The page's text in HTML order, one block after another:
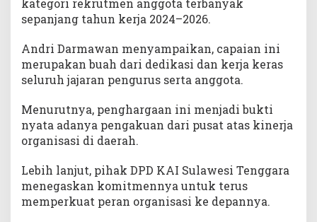
kategori rekrutmen anggota terbanyak
sepanjang tahun kerja 2024–2026.
Andri Darmawan menyampaikan, capaian ini
merupakan buah dari dedikasi dan kerja keras
seluruh jajaran pengurus serta anggota.
Menurutnya, penghargaan ini menjadi bukti
nyata adanya pengakuan dari pusat atas kinerja
organisasi di daerah.
Lebih lanjut, pihak DPD KAI Sulawesi Tenggara
menegaskan komitmennya untuk terus
memperkuat peran organisasi ke depannya.